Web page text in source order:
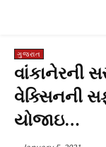
ગુજરાત
વાંકાનેરની
વેક્સિનની
યોજાઇ…